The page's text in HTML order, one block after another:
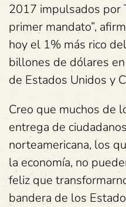
2017 impulsados ​​por
primer mandato”,
hoy el 1% más rico
billones de dólares
de Estados Unidos y
Creo que muchos de
entrega de
norteamericana, los
la economía, no
feliz que
bandera de los